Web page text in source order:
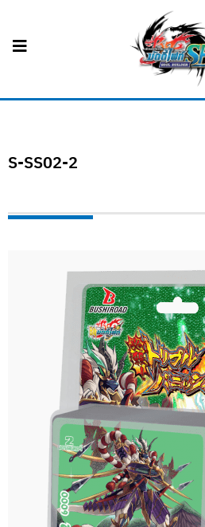
S-SS02-2